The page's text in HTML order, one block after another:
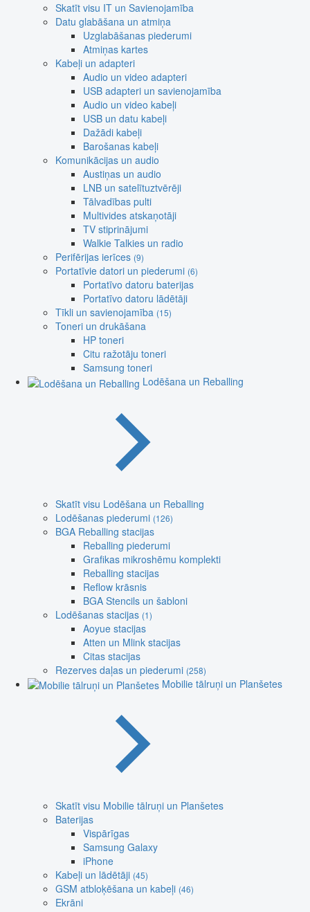
Skatīt visu IT un Savienojamība
Datu glabāšana un atmiņa
Uzglabāšanas piederumi
Atmiņas kartes
Kabeļi un adapteri
Audio un video adapteri
USB adapteri un savienojamība
Audio un video kabeļi
USB un datu kabeļi
Dažādi kabeļi
Barošanas kabeļi
Komunikācijas un audio
Austiņas un audio
LNB un satelītuztvērēji
Tālvadības pulti
Multivides atskaņotāji
TV stiprinājumi
Walkie Talkies un radio
Perifērijas ierīces (9)
Portatīvie datori un piederumi (6)
Portatīvo datoru baterijas
Portatīvo datoru lādētāji
Tīkli un savienojamība (15)
Toneri un drukāšana
HP toneri
Citu ražotāju toneri
Samsung toneri
Lodēšana un Reballing
Skatīt visu Lodēšana un Reballing
Lodēšanas piederumi (126)
BGA Reballing stacijas
Reballing piederumi
Grafikas mikroshēmu komplekti
Reballing stacijas
Reflow krāsnis
BGA Stencils un šabloni
Lodēšanas stacijas (1)
Aoyue stacijas
Atten un Mlink stacijas
Citas stacijas
Rezerves daļas un piederumi (258)
Mobilie tālruņi un Planšetes
Skatīt visu Mobilie tālruņi un Planšetes
Baterijas
Vispārīgas
Samsung Galaxy
iPhone
Kabeļi un lādētāji (45)
GSM atbloķēšana un kabeļi (46)
Ekrāni